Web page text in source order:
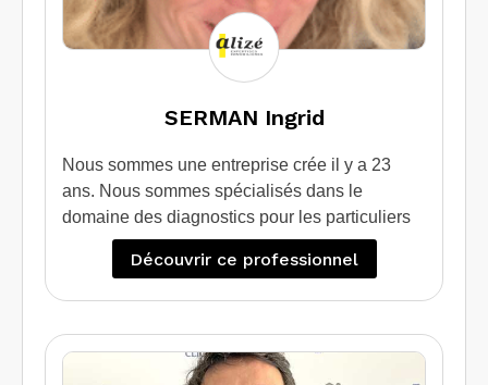
Diag Immo Expertise, c’est la garantie
d’un travail professionnel, dans un délai
imparti au meilleur rapport qualité-prix.
SERMAN Ingrid
Nous sommes une entreprise crée il y a 23
ans. Nous sommes spécialisés dans le
domaine des diagnostics pour les particuliers
qui souhaitent vendre / louer leur bien.
Egalement nous apportons une expertise et un
énergétique projeté.
Nous intervenons également sur des sites
Découvrir ce professionnel